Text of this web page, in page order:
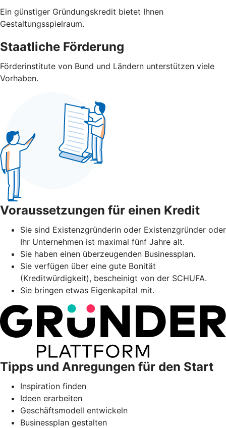
Ein günstiger Gründungskredit bietet Ihnen
Gestaltungsspielraum.
Staatliche Förderung
Förderinstitute von Bund und Ländern unterstützen viele
Vorhaben.
Voraussetzungen für einen Kredit
Sie sind Existenzgründerin oder Existenzgründer oder
Ihr Unternehmen ist maximal fünf Jahre alt.
Sie haben einen überzeugenden Businessplan.
Sie verfügen über eine gute Bonität
(Kreditwürdigkeit), bescheinigt von der SCHUFA.
Sie bringen etwas Eigenkapital mit.
Tipps und Anregungen für den Start
Inspiration finden
Ideen erarbeiten
Geschäftsmodell entwickeln
Businessplan gestalten